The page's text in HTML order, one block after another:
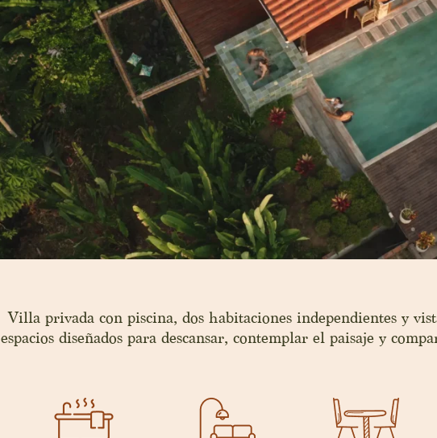
Villa privada con piscina, dos habitaciones independientes y
espacios diseñados para descansar, contemplar el paisaje y